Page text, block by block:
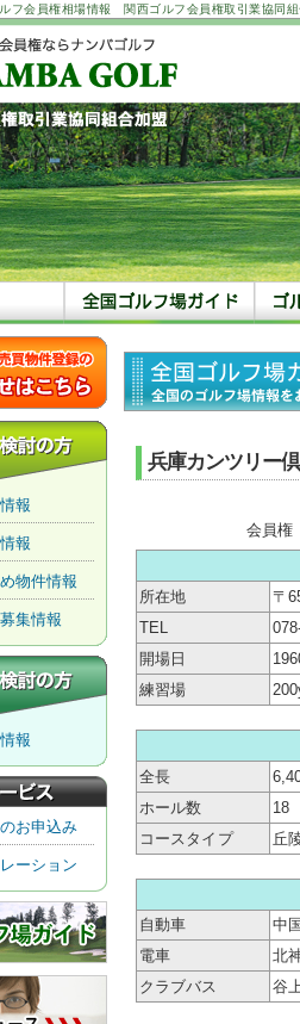
フ会員権相場情報 関西ゴルフ会員権取引業協同
報
報
物件情報
集情報
報
お申込み
ーション
兵庫カンツリー
会員権
所在地
〒
TEL
開場日
練習場
全長
ホール数
18
コースタイプ
丘
自動車
中
電車
北
クラブバス
谷